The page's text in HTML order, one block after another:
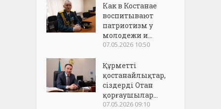
Как в Костанае
воспитывают
патриотизм у
молодежи и...
07.05.2026 10:50
Құрметті
қостанайлықтар,
сіздерді Отан
қорғаушылар...
07.05.2026 09:10